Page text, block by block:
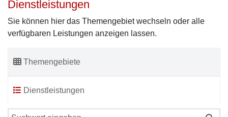
Dienstleistungen
Sie können hier das Themengebiet wechseln oder alle
verfügbaren Leistungen anzeigen lassen.
Themengebiete
Dienstleistungen